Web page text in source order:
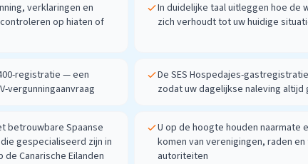
verklaringen en
op hiaten of
In duidelijke taal uitleggen hoe de
zich verhoudt tot uw huidige
registratie — een
vergunningaanvraag
De SES Hospedajes-
zodat uw dagelijkse naleving altijd
betrouwbare Spaanse
gespecialiseerd zijn in
Canarische Eilanden
U op de hoogte houden naarmate
komen van verenigingen, raden
autoriteiten